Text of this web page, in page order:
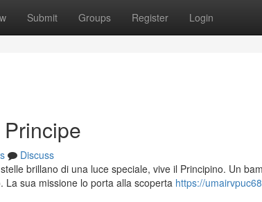
Submit Groups Register Login
Discuss
brillano di una luce speciale, vive il Principino. Un
La sua missione lo porta alla scoperta https://